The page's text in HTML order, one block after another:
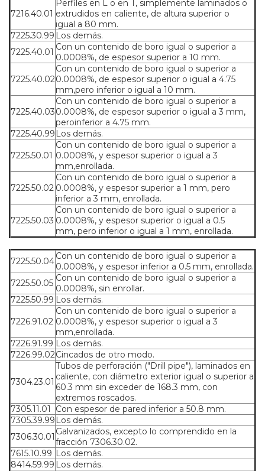
7216.40.01
Perfiles en L o en T, simplemente laminados o
extrudidos en caliente, de altura superior o
igual a 80 mm.
7225.30.99 Los demás.
7225.40.01 Con un contenido de boro igual o superior a
0.0008%, de espesor superior a 10 mm.
7225.40.02
Con un contenido de boro igual o superior a
0.0008%, de espesor superior o igual a 4.75
mm,pero inferior o igual a 10 mm.
7225.40.03
Con un contenido de boro igual o superior a
0.0008%, de espesor superior o igual a 3 mm,
peroinferior a 4.75 mm.
7225.40.99 Los demás.
7225.50.01
Con un contenido de boro igual o superior a
0.0008%, y espesor superior o igual a 3
mm,enrollada.
7225.50.02
Con un contenido de boro igual o superior a
0.0008%, y espesor superior a 1 mm, pero
inferior a 3 mm, enrollada.
7225.50.03
Con un contenido de boro igual o superior a
0.0008%, y espesor superior o igual a 0.5
mm, pero inferior o igual a 1 mm, enrollada.
7225.50.04Con un contenido de boro igual o superior a
0.0008%, y espesor inferior a 0.5 mm, enrollada.
7225.50.05 Con un contenido de boro igual o superior a
0.0008%, sin enrollar.
7225.50.99 Los demás.
7226.91.02
Con un contenido de boro igual o superior a
0.0008%, y espesor superior o igual a 3
mm,enrollada.
7226.91.99 Los demás.
7226.99.02Cincados de otro modo.
7304.23.01
Tubos de perforación ("Drill pipe"), laminados en
caliente, con diámetro exterior igual o superior a
60.3 mm sin exceder de 168.3 mm, con
extremos roscados.
7305.11.01
Con espesor de pared inferior a 50.8 mm.
7305.39.99 Los demás.
7306.30.01 Galvanizados, excepto lo comprendido en la
fracción 7306.30.02.
7615.10.99 Los demás.
8414.59.99 Los demás.